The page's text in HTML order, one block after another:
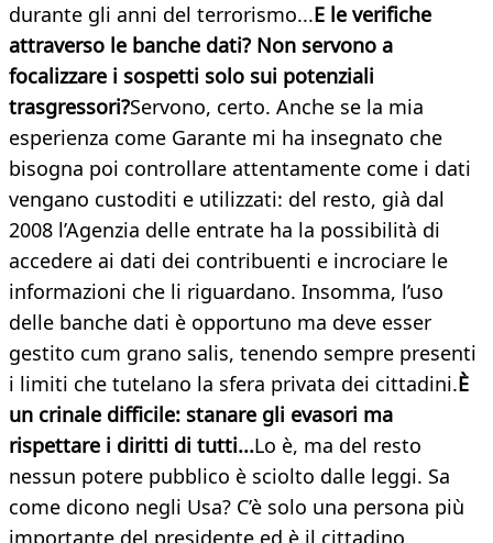
durante gli anni del terrorismo...E le verifiche
attraverso le banche dati? Non servono a
focalizzare i sospetti solo sui potenziali
trasgressori?Servono, certo. Anche se la mia
esperienza come Garante mi ha insegnato che
bisogna poi controllare attentamente come i dati
vengano custoditi e utilizzati: del resto, già dal
2008 l’Agenzia delle entrate ha la possibilità di
accedere ai dati dei contribuenti e incrociare le
informazioni che li riguardano. Insomma, l’uso
delle banche dati è opportuno ma deve esser
gestito cum grano salis, tenendo sempre presenti
i limiti che tutelano la sfera privata dei cittadini.È
un crinale difficile: stanare gli evasori ma
rispettare i diritti di tutti...Lo è, ma del resto
nessun potere pubblico è sciolto dalle leggi. Sa
come dicono negli Usa? C’è solo una persona più
importante del presidente ed è il cittadino